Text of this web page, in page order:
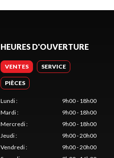
HEURES D'OUVERTURE
VENTES SERVICE
PIÈCES
Lundi:
9h00 - 18h00
Mardi:
9h00 - 18h00
Mercredi:
9h00 - 18h00
Jeudi:
9h00 - 20h00
Vendredi:
9h00 - 20h00